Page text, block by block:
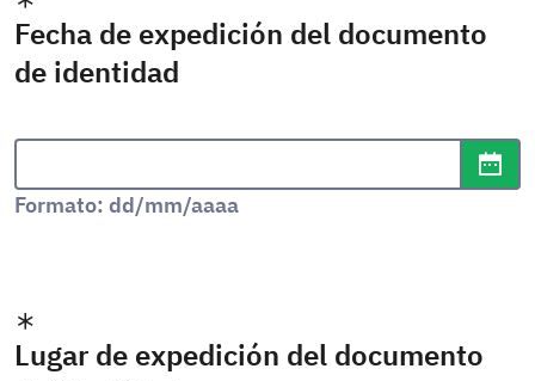
Fecha de expedición del documento
de identidad
Formato de fecha: dd/mm/aaaa
Formato: dd/mm/aaaa
Lugar de expedición del documento